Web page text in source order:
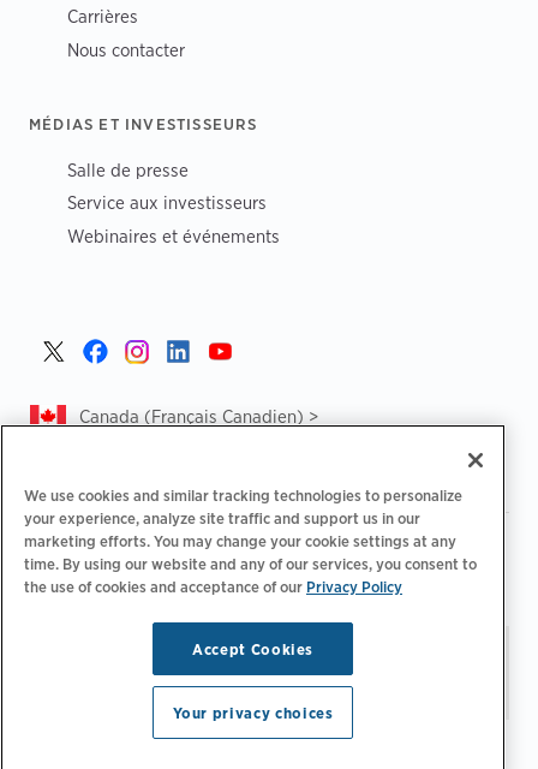
Carrières
Nous contacter
MÉDIAS ET INVESTISSEURS
Salle de presse
Service aux investisseurs
Webinaires et événements
Canada (Français Canadien) >
Politique de confidentialité‌ | Choix de confidentialité
Informations légales | Déclaration d'accessibilité |
Code de
conduite des fournisseurs
| CA Forced and Child Labour Report
Préférences
relatives aux e-mails
© 2026 ChargePoint, Inc.
Tous droits réservés.
We use cookies and similar tracking technologies to personalize
your experience, analyze site traffic and support us in our
marketing efforts. You may change your cookie settings at any
time. By using our website and any of our services, you consent to
the use of cookies and acceptance of our Privacy Policy
Accept Cookies
Your privacy choices